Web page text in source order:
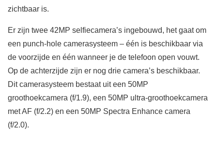
zichtbaar is.
Er zijn twee 42MP selfiecamera’s ingebouwd, het gaat om
een punch-hole camerasysteem – één is beschikbaar via
de voorzijde en één wanneer je de telefoon open vouwt.
Op de achterzijde zijn er nog drie camera’s beschikbaar.
Dit camerasysteem bestaat uit een 50MP
groothoekcamera (f/1.9), een 50MP ultra-groothoekcamera
met AF (f/2.2) en een 50MP Spectra Enhance camera
(f/2.0).